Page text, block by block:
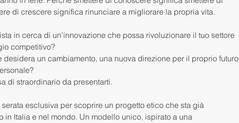
di crescere significa rinunciare a migliorare la propria vita.
in cerca di un'innovazione che possa rivoluzionare il tuo settore
competitivo?
desidera un cambiamento, una nuova direzione per il proprio futuro
di straordinario da presentarti.
esclusiva per scoprire un progetto etico che sta già
in Italia e nel mondo. Un modello unico, ispirato a una